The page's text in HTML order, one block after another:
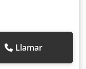
Llamar